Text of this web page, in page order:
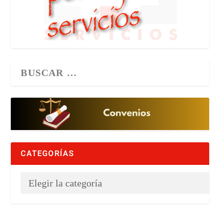
CATEGORÍAS